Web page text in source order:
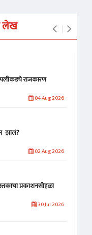
लेख
राजकारण
04 Aug 2026
झालं?
02 Aug 2026
प्रकाशनसोहळा
30 Jul 2026